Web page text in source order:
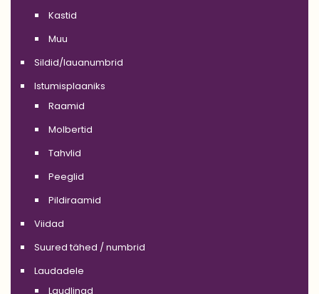
Kastid
Muu
Sildid/lauanumbrid
Istumisplaaniks
Raamid
Molbertid
Tahvlid
Peeglid
Pildiraamid
Viidad
Suured tähed / numbrid
Laudadele
Laudlinad